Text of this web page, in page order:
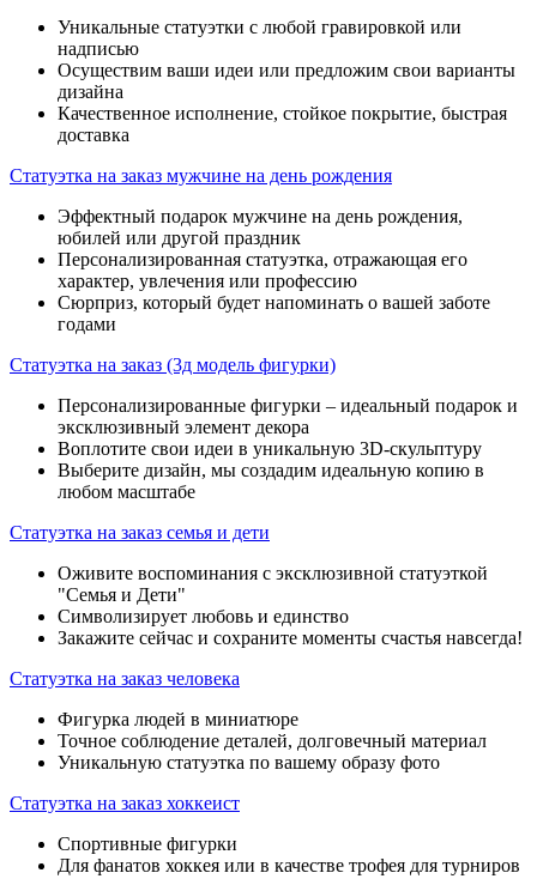
Уникальные статуэтки с любой гравировкой или
надписью
Осуществим ваши идеи или предложим свои варианты
дизайна
Качественное исполнение, стойкое покрытие, быстрая
доставка
Статуэтка на заказ мужчине на день рождения
Эффектный подарок мужчине на день рождения,
юбилей или другой праздник
Персонализированная статуэтка, отражающая его
характер, увлечения или профессию
Сюрприз, который будет напоминать о вашей заботе
годами
Статуэтка на заказ (3д модель фигурки)
Персонализированные фигурки – идеальный подарок и
эксклюзивный элемент декора
Воплотите свои идеи в уникальную 3D-скульптуру
Выберите дизайн, мы создадим идеальную копию в
любом масштабе
Статуэтка на заказ семья и дети
Оживите воспоминания с эксклюзивной статуэткой
"Семья и Дети"
Символизирует любовь и единство
Закажите сейчас и сохраните моменты счастья навсегда!
Статуэтка на заказ человека
Фигурка людей в миниатюре
Точное соблюдение деталей, долговечный материал
Уникальную статуэтка по вашему образу фото
Статуэтка на заказ хоккеист
Спортивные фигурки
Для фанатов хоккея или в качестве трофея для турниров